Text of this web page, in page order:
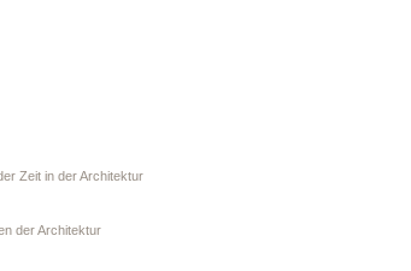
Zeit in der Architektur
der Architektur